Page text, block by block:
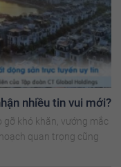
nhiều tin vui mới?
gỡ khó khăn, vướng mắc
quan trọng cũng